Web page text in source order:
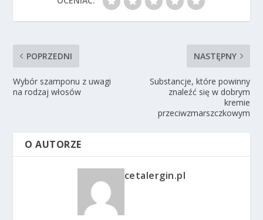
POPRZEDNI
Wybór szamponu z uwagi
na rodzaj włosów
NASTĘPNY
Substancje, które powinny
znaleźć się w dobrym
kremie
przeciwzmarszczkowym
O AUTORZE
cetalergin.pl